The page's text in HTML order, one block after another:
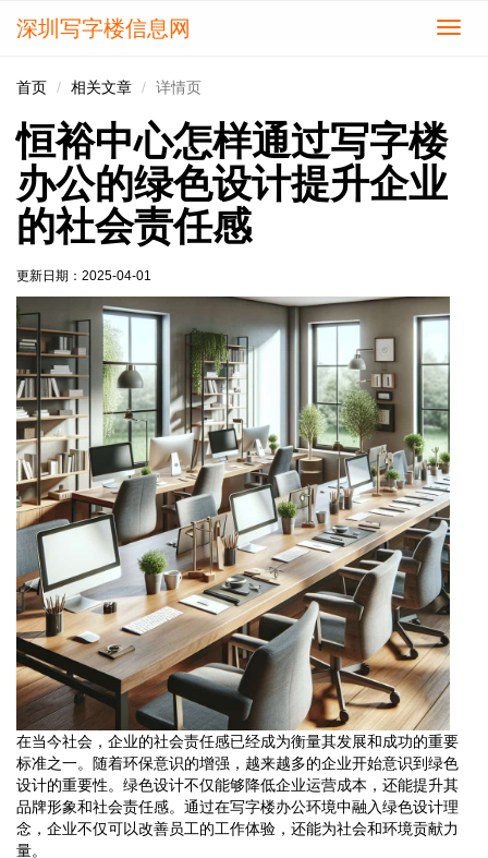
切
深圳写字楼信息网
首页 相关文章 详情页
恒裕中心怎样通过写字楼
办公的绿色设计提升企业
的社会责任感
更新日期： 2025-04-01
在当今社会，企业的社会责任感已经成为衡量其发展和成功的重要
标准之一。随着环保意识的增强，越来越多的企业开始意识到绿色
设计的重要性。绿色设计不仅能够降低企业运营成本，还能提升其
品牌形象和社会责任感。通过在写字楼办公环境中融入绿色设计理
念，企业不仅可以改善员工的工作体验，还能为社会和环境贡献力
量。